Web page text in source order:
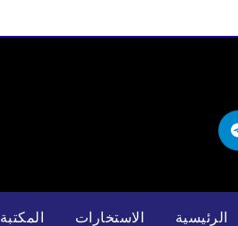
الرئيسية الاستخارات المكتبة